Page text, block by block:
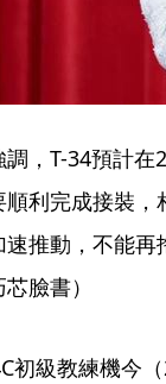
，T-34預計在
順利完成接裝，
速推動，不能再
臉書）
初級教練機今